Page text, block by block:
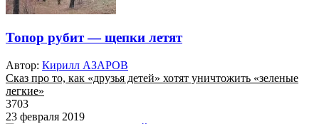
Топор рубит — щепки летят
Автор: Кирилл АЗАРОВ
Сказ про то, как «друзья детей» хотят уничтожить «зеленые
легкие»
3703
23 февраля 2019